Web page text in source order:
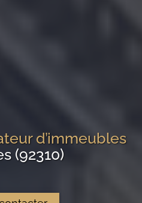
d’immeubles
(92310)